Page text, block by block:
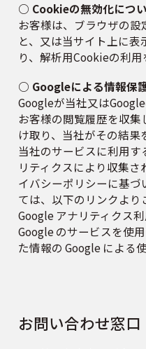
○ Cookieの無効化につ
お客様は、ブラウザの
と、又は当サイト上に
り、解析用Cookieの利用
○ Googleによる情報保
Googleが当社又は
お客様の閲覧履歴を収
け取り、当社がその結果
当社のサービスに利用
リティクスにより収集
イバシーポリシーに基づ
ては、以下のリンクより
Google アナリティクス
Google のサービスを使
た情報の Google による
お問い合わせ窓口